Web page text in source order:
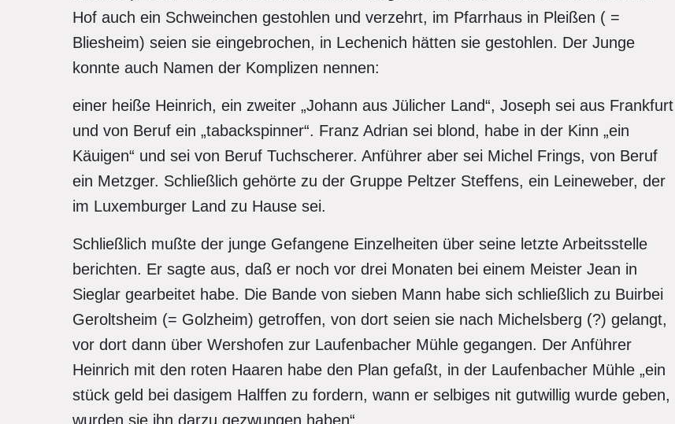
Hof auch ein Schweinchen gestohlen und verzehrt, im Pfarrhaus in Pleißen ( =
Bliesheim) seien sie eingebrochen, in Lechenich hätten sie gestohlen. Der Junge
konnte auch Namen der Komplizen nennen:
einer heiße Heinrich, ein zweiter „Johann aus Jülicher Land“, Joseph sei aus Frankfurt
und von Beruf ein „tabackspinner“. Franz Adrian sei blond, habe in der Kinn „ein
Käuigen“ und sei von Beruf Tuchscherer. Anführer aber sei Michel Frings, von Beruf
ein Metzger. Schließlich gehörte zu der Gruppe Peltzer Steffens, ein Leineweber, der
im Luxemburger Land zu Hause sei.
Schließlich mußte der junge Gefangene Einzelheiten über seine letzte Arbeitsstelle
berichten. Er sagte aus, daß er noch vor drei Monaten bei einem Meister Jean in
Sieglar gearbeitet habe. Die Bande von sieben Mann habe sich schließlich zu Buirbei
Geroltsheim (= Golzheim) getroffen, von dort seien sie nach Michelsberg (?) gelangt,
vor dort dann über Wershofen zur Laufenbacher Mühle gegangen. Der Anführer
Heinrich mit den roten Haaren habe den Plan gefaßt, in der Laufenbacher Mühle „ein
stück geld bei dasigem Halffen zu fordern, wann er selbiges nit gutwillig wurde geben,
wurden sie ihn darzu gezwungen haben“.